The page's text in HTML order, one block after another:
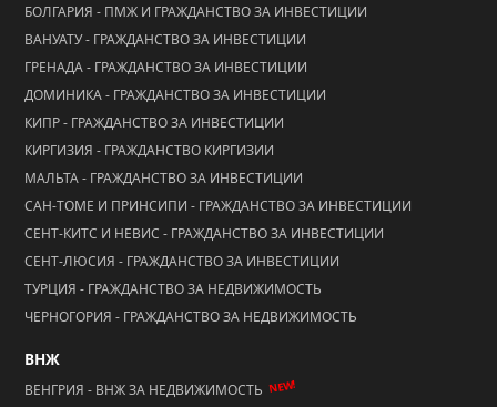
БОЛГАРИЯ - ПМЖ И ГРАЖДАНСТВО ЗА ИНВЕСТИЦИИ
ВАНУАТУ - ГРАЖДАНСТВО ЗА ИНВЕСТИЦИИ
ГРЕНАДА - ГРАЖДАНСТВО ЗА ИНВЕСТИЦИИ
ДОМИНИКА - ГРАЖДАНСТВО ЗА ИНВЕСТИЦИИ
КИПР - ГРАЖДАНСТВО ЗА ИНВЕСТИЦИИ
КИРГИЗИЯ - ГРАЖДАНСТВО КИРГИЗИИ
МАЛЬТА - ГРАЖДАНСТВО ЗА ИНВЕСТИЦИИ
САН-ТОМЕ И ПРИНСИПИ - ГРАЖДАНСТВО ЗА ИНВЕСТИЦИИ
СЕНТ-КИТС И НЕВИС - ГРАЖДАНСТВО ЗА ИНВЕСТИЦИИ
СЕНТ-ЛЮСИЯ - ГРАЖДАНСТВО ЗА ИНВЕСТИЦИИ
ТУРЦИЯ - ГРАЖДАНСТВО ЗА НЕДВИЖИМОСТЬ
ЧЕРНОГОРИЯ - ГРАЖДАНСТВО ЗА НЕДВИЖИМОСТЬ
ВНЖ
ВЕНГРИЯ - ВНЖ ЗА НЕДВИЖИМОСТЬ NEW!